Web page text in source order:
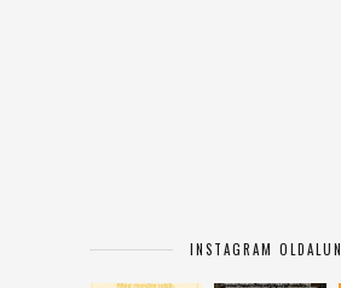
INSTAGRAM